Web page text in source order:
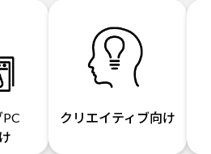
クリエイティブ向け